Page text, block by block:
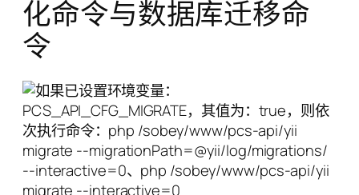
化命令与数据库迁移命
令